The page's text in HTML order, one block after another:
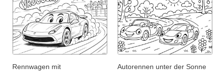
Rennwagen mit
Autorennen unter der Sonne